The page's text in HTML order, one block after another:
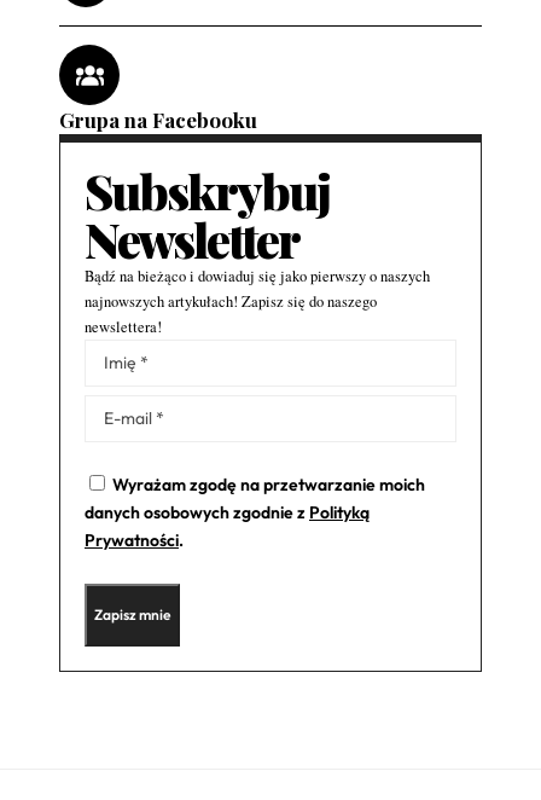
Grupa na Facebooku
Subskrybuj
Newsletter
Bądź na bieżąco i dowiaduj się jako pierwszy o naszych
najnowszych artykułach! Zapisz się do naszego
newslettera!
Wyrażam zgodę na przetwarzanie moich
danych osobowych zgodnie z Polityką
Prywatności.
Alternative: